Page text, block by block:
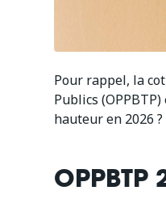
Pour rappel, la
Publics
hauteur en 2026 ?